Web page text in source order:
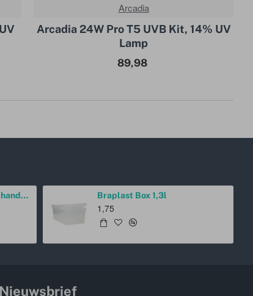
Arcadia
Arcadia 24W Pro T5 UVB Kit, 14% UV
Lamp
89,98
Lucky Reptile Beschermhandschoen Rechtshandig Braplast Box 1,3l
1,75
Nieuwsbrief